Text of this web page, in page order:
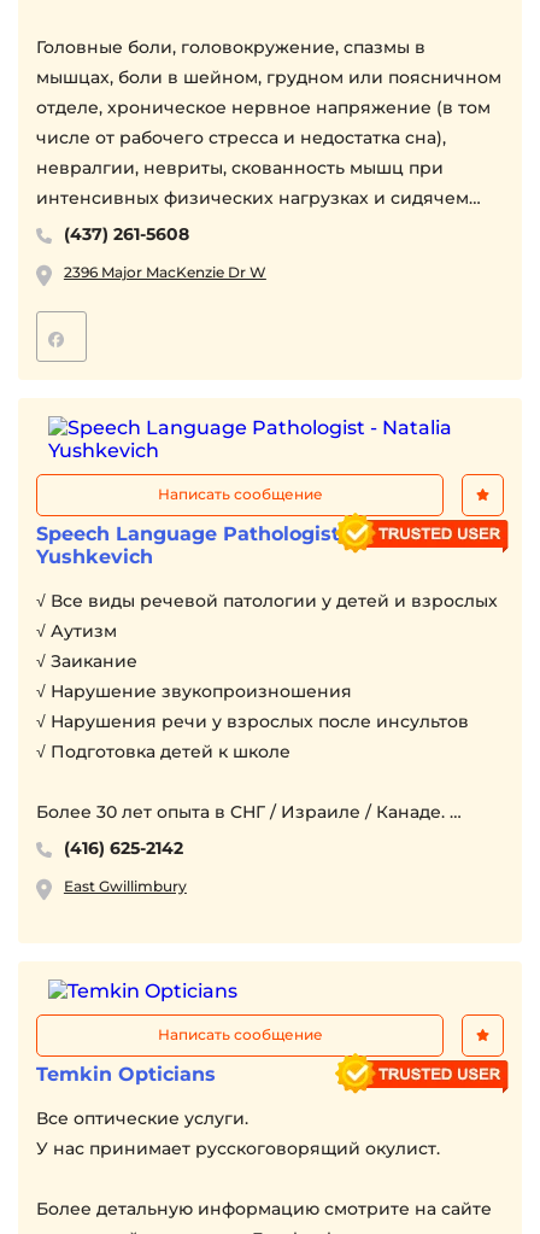
Головные боли, головокружение, спазмы в
мышцах, боли в шейном, грудном или поясничном
отделе, хроническое нервное напряжение (в том
числе от рабочего стресса и недостатка сна),
невралгии, невриты, скованность мышц при
интенсивных физических нагрузках и сидячем
образе жизни.
Восстановление после спортивных тренировокю.
Расслабление мышц, рекомендации при сколиозе.
- Опыт 12 лет
- Медицинское образование (другая страна)
- Бесплатная консультация, а также рекомендации
по восстановлению, в том числе
кинезиотерапевтический подход
- Индивидуальная работа
- Гарантия качества
О мастере - Работаю массажистом с 2011 года
Простое хобби переросло в профессию. И сейчас
я рад, что занимаюсь любимым делом.
Сочетаю такие виды массажа, как: классический
триггеров, лимфодренажный, спортивный,
эффективна при работе с мышцами.
(437) 261-5608
2396 Major MacKenzie Dr W
Написать сообщение
Speech Language Pathologist - Natalia
Yushkevich
√ Все виды речевой патологии у детей и взрослых
√ Аутизм
√ Заикание
√ Нарушение звукопроизношения
√ Нарушения речи у взрослых после инсультов
√ Подготовка детей к школе
Более 30 лет опыта в CНГ / Израиле / Канаде.
Покрываются бенефитами.
Aurora, Newmarket, Bradford, Innisfil, Aliston,
(416) 625-2142
East Gwillimbury
Написать сообщение
Temkin Opticians
Все оптические услуги.
У нас принимает русскоговорящий окулист.
Более детальную информацию смотрите на сайте